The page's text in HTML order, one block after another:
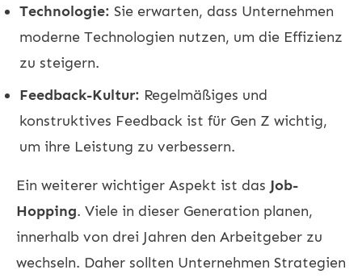
Technologie: Sie erwarten, dass Unternehmen
moderne Technologien nutzen, um die Effizienz
zu steigern.
Feedback-Kultur: Regelmäßiges und
konstruktives Feedback ist für Gen Z wichtig,
um ihre Leistung zu verbessern.
Ein weiterer wichtiger Aspekt ist das Job-
Hopping. Viele in dieser Generation planen,
innerhalb von drei Jahren den Arbeitgeber zu
wechseln. Daher sollten Unternehmen Strategien